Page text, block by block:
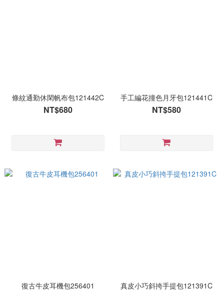
條紋通勤休閑帆布包121442C
NT$680
手工編花撞色月牙包121441C
NT$580
復古牛皮耳機包256401 真皮小巧斜挎手提包121391C